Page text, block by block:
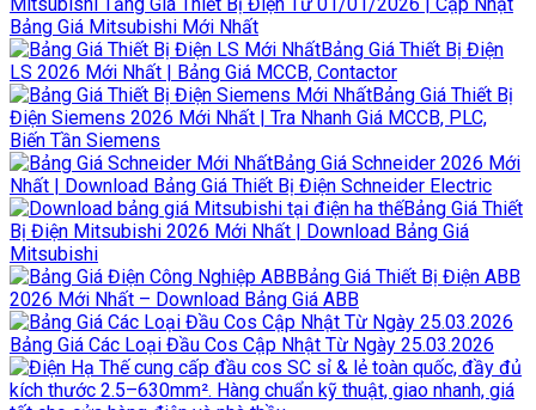
Bảng Giá Mitsubishi Mới Nhất
Bảng Giá Thiết Bị Điện
LS 2026 Mới Nhất | Bảng Giá MCCB, Contactor
Bảng Giá Thiết Bị
Điện Siemens 2026 Mới Nhất | Tra Nhanh Giá MCCB, PLC,
Biến Tần Siemens
Bảng Giá Schneider 2026 Mới
Nhất | Download Bảng Giá Thiết Bị Điện Schneider Electric
Bảng Giá Thiết
Bị Điện Mitsubishi 2026 Mới Nhất | Download Bảng Giá
Mitsubishi
Bảng Giá Thiết Bị Điện ABB
2026 Mới Nhất – Download Bảng Giá ABB
Bảng Giá Các Loại Đầu Cos Cập Nhật Từ Ngày 25.03.2026